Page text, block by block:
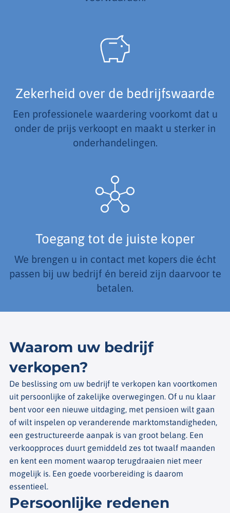
Zekerheid over de bedrijfswaarde
Een professionele waardering voorkomt dat u
onder de prijs verkoopt en maakt u sterker in
onderhandelingen.
Toegang tot de juiste koper
We brengen u in contact met kopers die écht
passen bij uw bedrijf én bereid zijn daarvoor te
betalen.
Waarom uw bedrijf
verkopen?
De beslissing om uw bedrijf te verkopen kan voortkomen
uit persoonlijke of zakelijke overwegingen. Of u nu klaar
bent voor een nieuwe uitdaging, met pensioen wilt gaan
of wilt inspelen op veranderende marktomstandigheden,
een gestructureerde aanpak is van groot belang. Een
verkoopproces duurt gemiddeld zes tot twaalf maanden
en kent een moment waarop terugdraaien niet meer
mogelijk is. Een goede voorbereiding is daarom
essentieel.
Persoonlijke redenen